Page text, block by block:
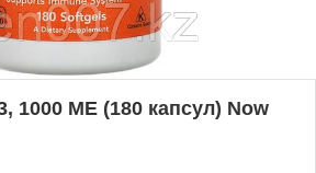
1000 ME (180 капсул) Now